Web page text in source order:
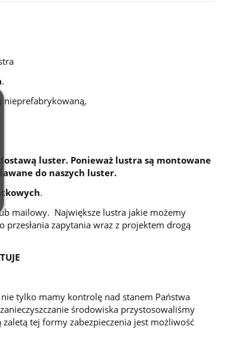
.
nieprefabrykowaną,
luster. Ponieważ lustra są montowane
do naszych luster.
.
mailowy. Największe lustra jakie możemy
zapytania wraz z projektem drogą
tylko mamy kontrolę nad stanem Państwa
środowiska przystosowaliśmy
tej formy zabezpieczenia jest możliwość